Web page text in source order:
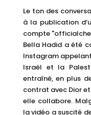
Le ton des
à la publication
compte
Bella Hadid a été
Instagram
Israël et la
entraîné, en plus
contrat avec Dior
elle collabore.
la vidéo a suscité